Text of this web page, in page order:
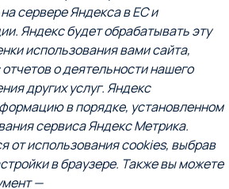
сервере Яндекса в ЕС и
Яндекс будет обрабатывать эту
использования вами сайта,
о деятельности нашего
других услуг. Яндекс
в порядке, установленном
сервиса Яндекс Метрика.
от использования cookies, выбрав
в браузере. Также вы можете
—